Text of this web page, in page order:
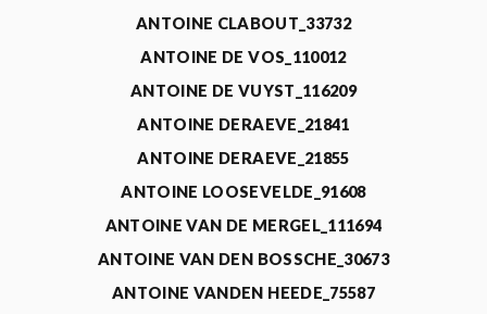
ANTOINE CLABOUT_33732
ANTOINE DE VOS_110012
ANTOINE DE VUYST_116209
ANTOINE DERAEVE_21841
ANTOINE DERAEVE_21855
ANTOINE LOOSEVELDE_91608
ANTOINE VAN DE MERGEL_111694
ANTOINE VAN DEN BOSSCHE_30673
ANTOINE VANDEN HEEDE_75587